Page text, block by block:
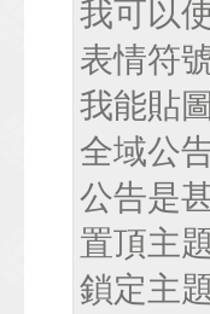
我可以
表情符
我能貼
全域公
公告是
置頂主
鎖定主